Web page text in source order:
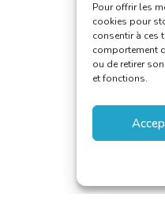
Pour offrir les
cookies pour
consentir à ces
comportement
ou de retirer
et fonctions.